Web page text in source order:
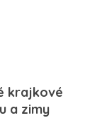
krajkové
a zimy